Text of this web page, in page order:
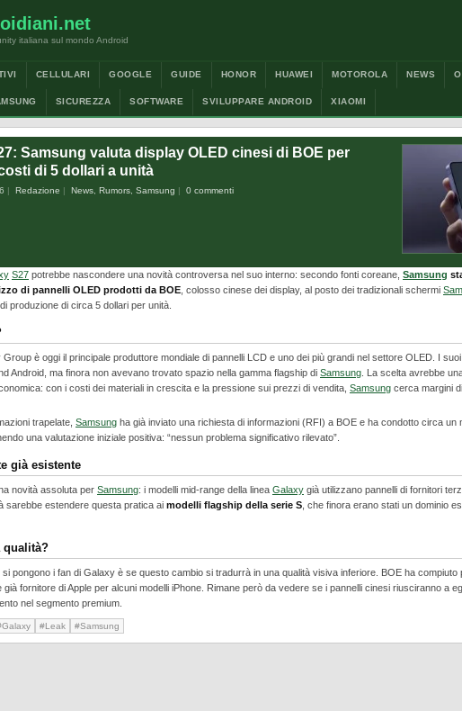
italiana sul mondo Android
CELLULARI GOOGLE GUIDE HONOR HUAWEI MOTOROLA NEWS
SICUREZZA SOFTWARE SVILUPPARE ANDROID XIAOMI
Samsung valuta display OLED cinesi di BOE per
di 5 dollari a unità
Redazione News Rumors Samsung 0 commenti
S27 potrebbe nascondere una novità controversa nel suo interno: secondo fonti coreane, Samsung
di pannelli OLED prodotti da BOE , colosso cinese dei display, al posto dei tradizionali schermi
produzione di circa 5 dollari per unità.
Group è oggi il principale produttore mondiale di pannelli LCD e uno dei più grandi nel settore OLED. I
Android, ma finora non avevano trovato spazio nella gamma flagship di Samsung . La scelta avrebbe
con i costi dei materiali in crescita e la pressione sui prezzi di vendita, Samsung cerca margini
trapelate, Samsung ha già inviato una richiesta di informazioni (RFI) a BOE e ha condotto circa un
una valutazione iniziale positiva: “nessun problema significativo rilevato”.
già esistente
novità assoluta per Samsung: i modelli mid-range della linea Galaxy già utilizzano pannelli di fornitori
sarebbe estendere questa pratica ai modelli flagship della serie S , che finora erano stati un dominio
qualità?
si pongono i fan di Galaxy è se questo cambio si tradurrà in una qualità visiva inferiore. BOE ha compiuto
già fornitore di Apple per alcuni modelli iPhone. Rimane però da vedere se i pannelli cinesi riusciranno a
nel segmento premium.
#Leak #Samsung